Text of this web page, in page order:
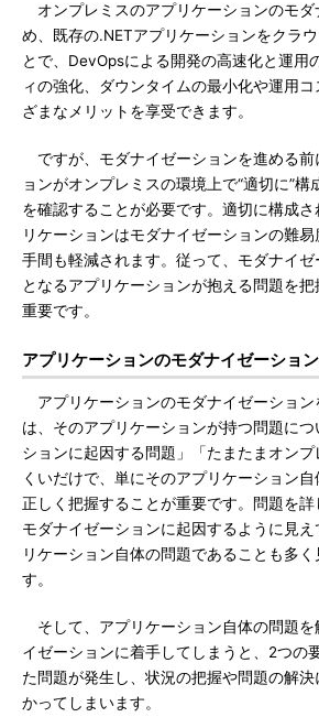
オンプレミスのアプリケーションのモダ
め、既存の.NETアプリケーションをクラ
とで、DevOpsによる開発の高速化と運用
ィの強化、ダウンタイムの最小化や運用
ざまなメリットを享受できます。
ですが、モダナイゼーションを進める前
ョンがオンプレミスの環境上で“適切に”
を確認することが必要です。適切に構成
リケーションはモダナイゼーションの難
手間も軽減されます。従って、モダナイ
となるアプリケーションが抱える問題を
重要です。
アプリケーションのモダナイゼーショ
アプリケーションのモダナイゼーション
は、そのアプリケーションが持つ問題に
ションに起因する問題」「たまたまオン
くいだけで、単にそのアプリケーション
正しく把握することが重要です。問題を
モダナイゼーションに起因するように見
リケーション自体の問題であることも多
す。
そして、アプリケーション自体の問題を
イゼーションに着手してしまうと、2つの
た問題が発生し、状況の把握や問題の解
かってしまいます。